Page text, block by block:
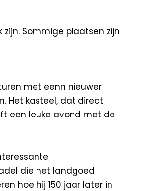
Sommige plaatsen zijn
met eenn nieuwer
Het kasteel, dat direct
een leuke avond met de
die het landgoed
hoe hij 150 jaar later in